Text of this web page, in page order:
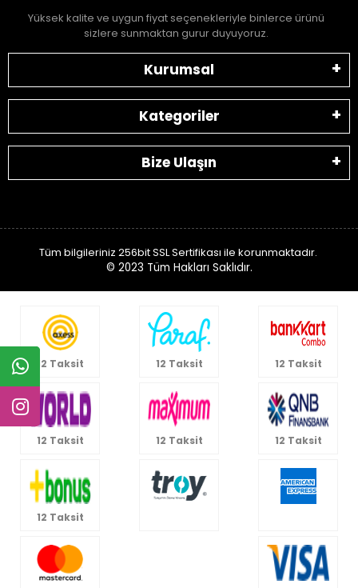
Yüksek kalite ve uygun fiyat seçenekleriyle binlerce ürünü
sizlere sunmaktan gurur duyuyoruz.
Kurumsal
Kategoriler
Bize Ulaşın
Tüm bilgileriniz 256bit SSL Sertifikası ile korunmaktadır.
© 2023 Tüm Hakları Saklıdır.
12 Taksit 12 Taksit 12 Taksit
12 Taksit 12 Taksit 12 Taksit
12 Taksit